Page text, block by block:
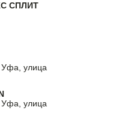
СПЛИТ
Уфа, улица
Уфа, улица